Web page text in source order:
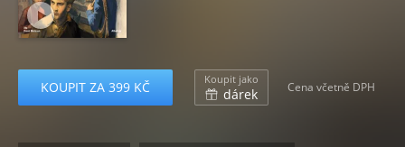
KOUPIT ZA 399 KČ Koupit jako
dárek Cena včetně DPH